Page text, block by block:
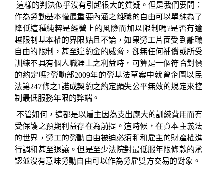
這樣的判決似乎沒有引起很大的質疑。但是我們要問：
作為勞動基本權最重要內涵之離職的自由可以單純為了
降低這種純粹是經營上的風險而加以限制嗎?是否有逾
越限制基本權的界限姑且不論，如果勞工片面受到離職
自由的限制，甚至違約金的威脅，卻無任何補償或所受
訓練不具有個人職涯上之利益時，可算是一個符合對價
的約定嗎?勞動部2009年的勞基法草案中就曾企圖以民
法第247條之1諾成契約之約定顕失公平無效的規定來控
制最低服務年限的弊端。
不管如何，這都是以雇主因為支出龐大的訓練費用而有
受保護之預期利益存在為前提。這時候，在資本主義法
的世界，勞工的勞動自由被迫必須和和雇主的財產權進
行調和甚至退讓。但是至少法院對最低服年限條款的承
認並沒有意味勞動自由可以作為勞雇雙方交易的對象。